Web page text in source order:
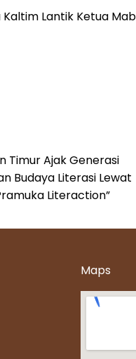
Kaltim Lantik Ketua
Timur Ajak Generasi
Budaya Literasi Lewat
Literaction”
Maps